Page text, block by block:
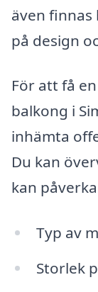
även
på design
För att få
balkong i
inhämta
Du kan
kan
Typ av
Storlek